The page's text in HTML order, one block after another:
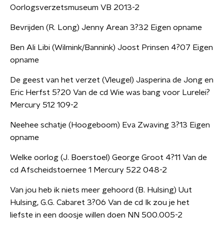
Oorlogsverzetsmuseum VB 2013-2
Bevrijden (R. Long) Jenny Arean 3?32 Eigen opname
Ben Ali Libi (Wilmink/Bannink) Joost Prinsen 4?07 Eigen
opname
De geest van het verzet (Vleugel) Jasperina de Jong en
Eric Herfst 5?20 Van de cd Wie was bang voor Lurelei?
Mercury 512 109-2
Neehee schatje (Hoogeboom) Eva Zwaving 3?13 Eigen
opname
Welke oorlog (J. Boerstoel) George Groot 4?11 Van de
cd Afscheidstoernee 1 Mercury 522 048-2
Van jou heb ik niets meer gehoord (B. Hulsing) Uut
Hulsing, G.G. Cabaret 3?06 Van de cd Ik zou je het
liefste in een doosje willen doen NN 500.005-2